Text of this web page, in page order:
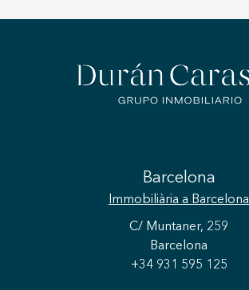
Barcelona
Immobiliària a Barcelona
C/ Muntaner, 259
Barcelona
+34 931 595 125